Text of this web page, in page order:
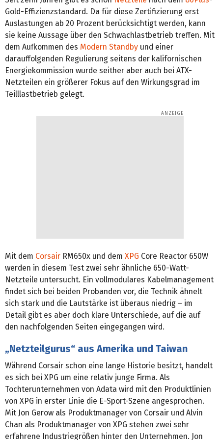
Gold-Effizienzstandard. Da für diese Zertifizierung erst
Auslastungen ab 20 Prozent berücksichtigt werden, kann
sie keine Aussage über den Schwachlastbetrieb treffen. Mit
dem Aufkommen des Modern Standby und einer
darauffolgenden Regulierung seitens der kalifornischen
Energiekommission wurde seither aber auch bei ATX-
Netzteilen ein größerer Fokus auf den Wirkungsgrad im
Teilllastbetrieb gelegt.
Mit dem Corsair RM650x und dem XPG Core Reactor 650W
werden in diesem Test zwei sehr ähnliche 650-Watt-
Netzteile untersucht. Ein vollmodulares Kabelmanagement
findet sich bei beiden Probanden vor, die Technik ähnelt
sich stark und die Lautstärke ist überaus niedrig – im
Detail gibt es aber doch klare Unterschiede, auf die auf
den nachfolgenden Seiten eingegangen wird.
„Netzteilgurus“ aus Amerika und Taiwan
Während Corsair schon eine lange Historie besitzt, handelt
es sich bei XPG um eine relativ junge Firma. Als
Tochterunternehmen von Adata wird mit den Produktlinien
von XPG in erster Linie die E-Sport-Szene angesprochen.
Mit Jon Gerow als Produktmanager von Corsair und Alvin
Chan als Produktmanager von XPG stehen zwei sehr
erfahrene Industriegrößen hinter den Unternehmen. Jon